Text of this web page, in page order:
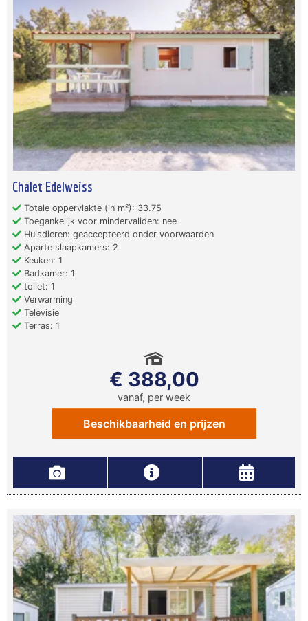
Chalet Edelweiss
Totale oppervlakte (in m²): 33.75
Toegankelijk voor mindervaliden: nee
Huisdieren: geaccepteerd onder voorwaarden
Aparte slaapkamers: 2
Keuken: 1
Badkamer: 1
toilet: 1
Verwarming
Televisie
Terras: 1
€ 388,00
vanaf, per week
Beschikbaarheid en prijzen